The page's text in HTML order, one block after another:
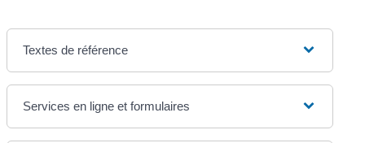
Textes de référence
Services en ligne et formulaires